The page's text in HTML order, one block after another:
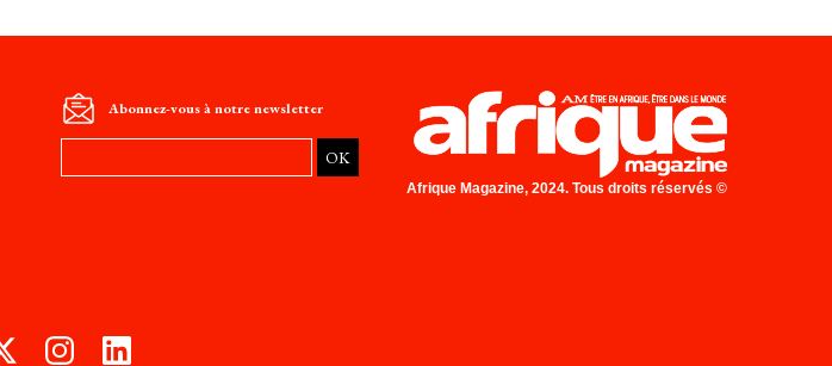
Abonnez-vous à notre newsletter
Afrique Magazine, 2024. Tous droits réservés ©